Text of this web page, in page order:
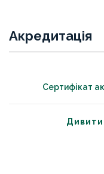
Акредитація
Сертифікат